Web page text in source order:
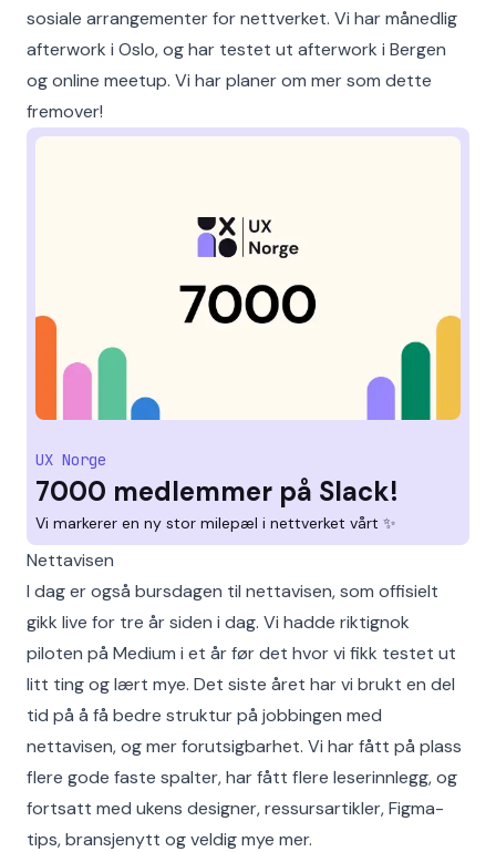
sosiale arrangementer for nettverket. Vi har månedlig
afterwork i Oslo, og har testet ut afterwork i Bergen
og online meetup. Vi har planer om mer som dette
fremover!
UX Norge
7000 medlemmer på Slack!
Vi markerer en ny stor milepæl i nettverket vårt ✨
Nettavisen
I dag er også bursdagen til nettavisen, som offisielt
gikk live for tre år siden i dag. Vi hadde riktignok
piloten på Medium i et år før det hvor vi fikk testet ut
litt ting og lært mye. Det siste året har vi brukt en del
tid på å få bedre struktur på jobbingen med
nettavisen, og mer forutsigbarhet. Vi har fått på plass
flere gode faste spalter, har fått flere leserinnlegg, og
fortsatt med ukens designer, ressursartikler, Figma-
tips, bransjenytt og veldig mye mer.